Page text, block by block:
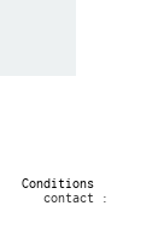
Conditions
contact :